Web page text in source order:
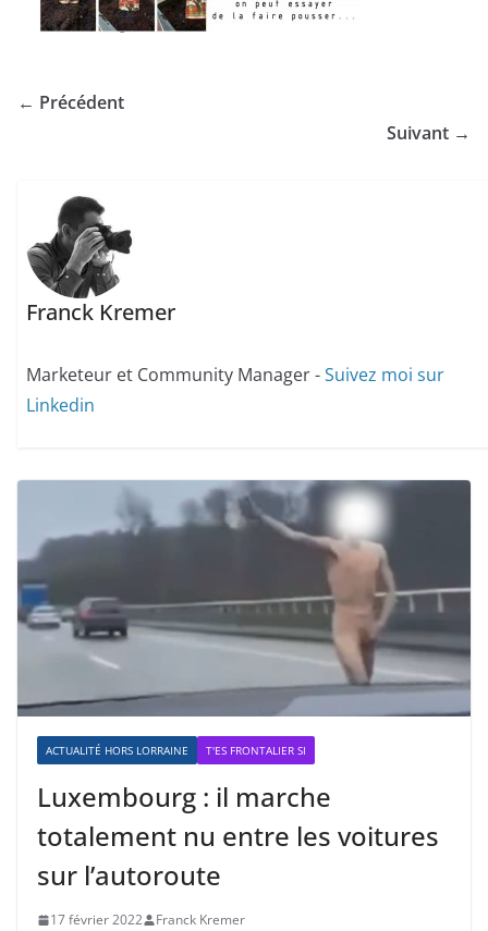
← Précédent
Suivant →
Franck Kremer
Marketeur et Community Manager -Suivez moi sur
Linkedin
ACTUALITÉ HORS LORRAINE T'ES FRONTALIER SI
Luxembourg : il marche
totalement nu entre les voitures
sur l’autoroute
17 février 2022 Franck Kremer